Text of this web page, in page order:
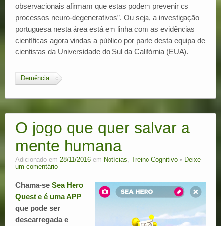
observacionais afirmam que estas podem prevenir os
processos neuro-degenerativos”. Ou seja, a investigação
portuguesa nesta área está em linha com as evidências
científicas agora vindas a público por parte desta equipa de
cientistas da Universidade do Sul da Califórnia (EUA).
Demência
O jogo que quer salvar a
mente humana
Adicionado em 28/11/2016 em Notícias, Treino Cognitivo
Deixe
um comentário
Chama-se Sea Hero
Quest e é uma APP
que pode ser
descarregada e